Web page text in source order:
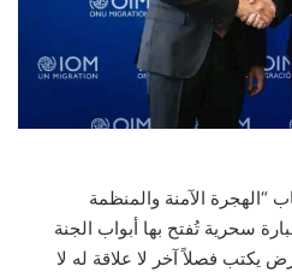
الآمنة والمنظمة
سحرية تُفتح بها أبواب الجنة
يكتب فصلاً آخر لا علاقة له لا